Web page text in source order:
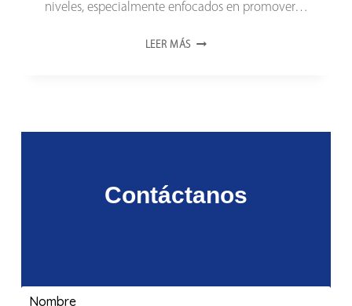
niveles, especialmente enfocados en promover…
LEER MÁS ONCTI
Contáctanos